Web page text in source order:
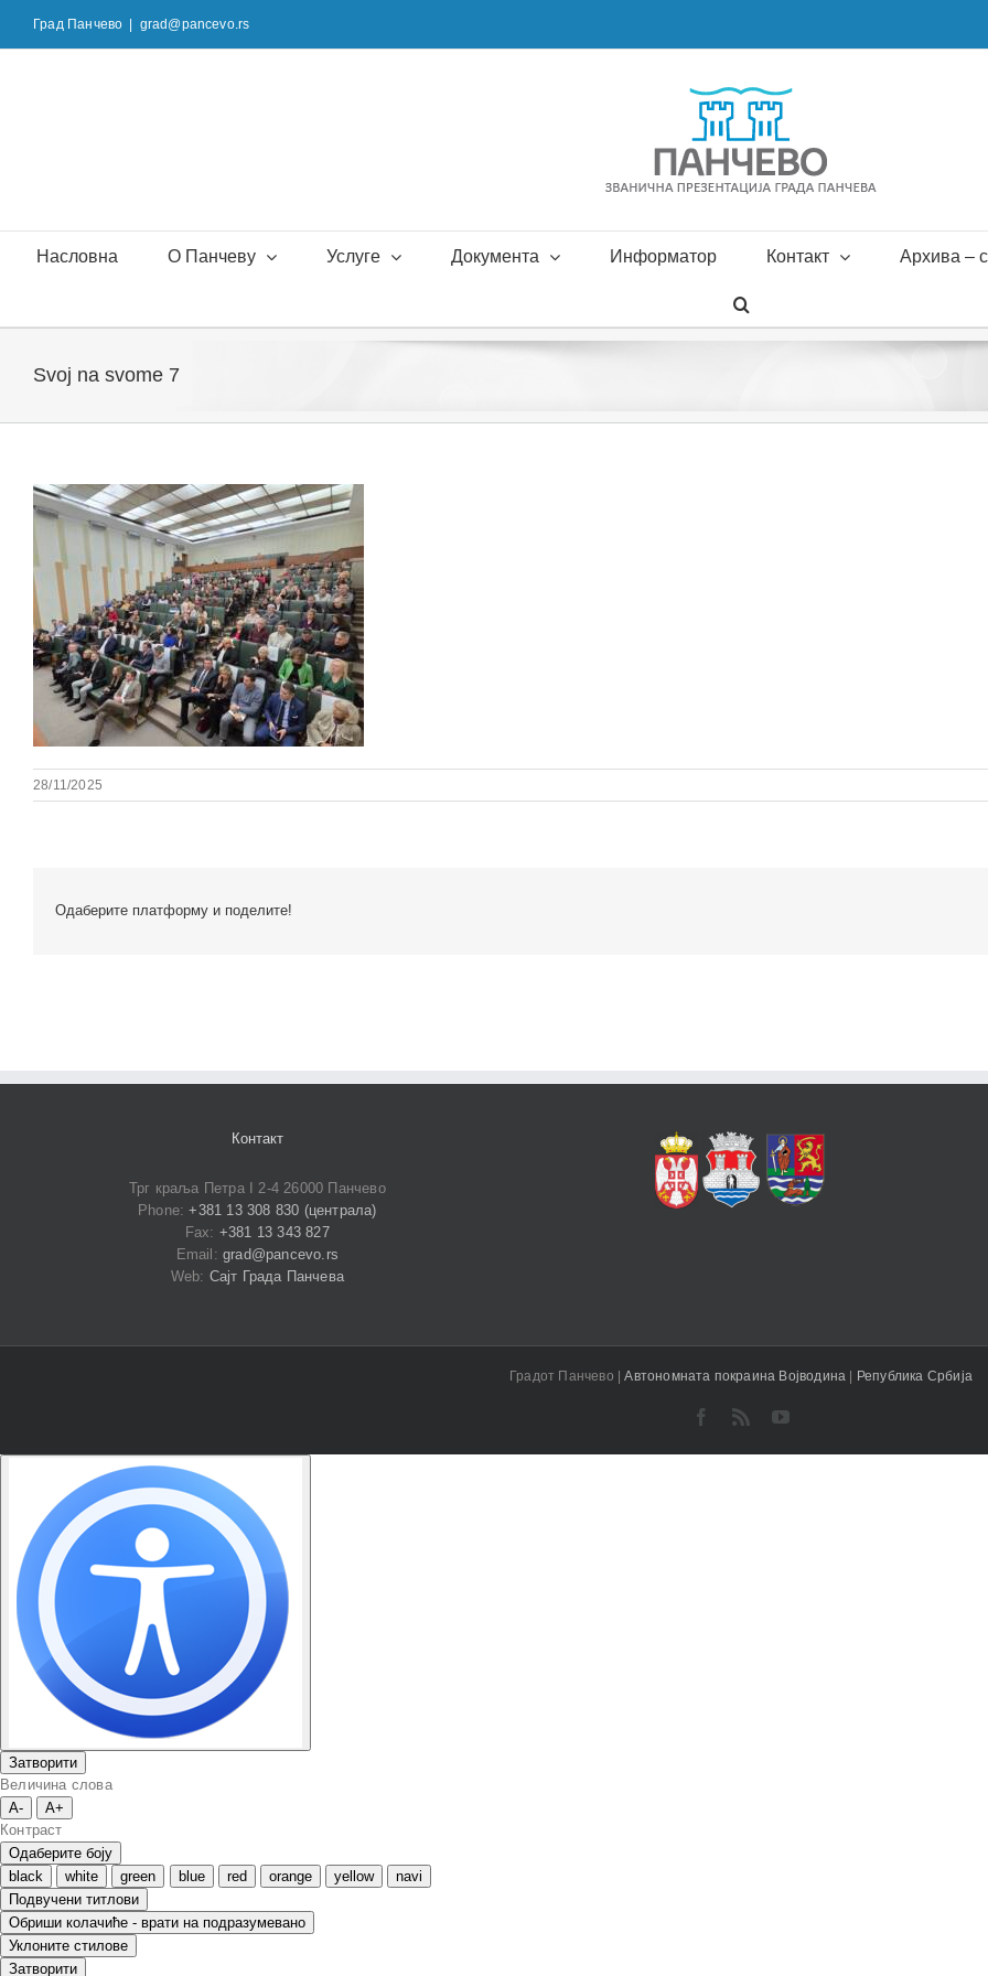
content
Град Панчево grad@pancevo.rs
Насловна О Панчеву Услуге Документа Информатор Контакт Архива –
Svoj na svome 7
28/11/2025
Одаберите платформу и поделите!
Контакт
Трг краља Петра I 2-4 26000 Панчево
Phone:+381 13 308 830 (централа)
Fax: +381 13 343 827
Email:grad@pancevo.rs
Web: Сајт Града Панчева
Градот Панчево |Aвтономната покраина Војводина | Република Србија
Facebook
Rss YouTube
Затворити
Величина слова
A-
A+
Контраст
Одаберите боју
black
white green blue red orange yellow
navi
Подвучени титлови
Обриши колачиће - врати на подразумевано
Уклоните стилове
Затворити